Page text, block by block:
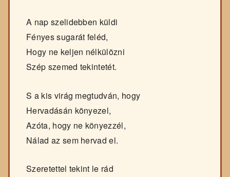
A nap szelidebben küldi
Fényes sugarát feléd,
Hogy ne keljen nélkülözni
Szép szemed tekintetét.
S a kis virág megtudván, hogy
Hervadásán könyezel,
Azóta, hogy ne könyezzél,
Nálad az sem hervad el.
Szeretettel tekint le rád